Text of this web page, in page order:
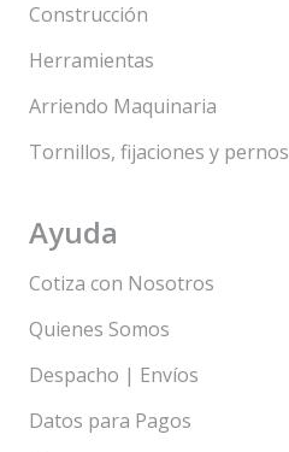
Construcción
Herramientas
Arriendo Maquinaria
Tornillos, fijaciones y pernos
Ayuda
Cotiza con Nosotros
Quienes Somos
Despacho | Envíos
Datos para Pagos